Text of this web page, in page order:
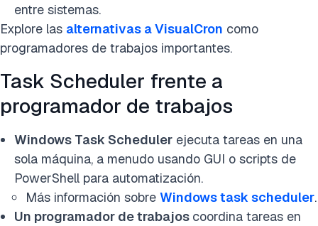
entre sistemas.
Explore las alternativas a VisualCron como
programadores de trabajos importantes.
Task Scheduler frente a
programador de trabajos
Windows Task Scheduler ejecuta tareas en una
sola máquina, a menudo usando GUI o scripts de
PowerShell para automatización.
Más información sobre Windows task scheduler.
Un programador de trabajos coordina tareas en